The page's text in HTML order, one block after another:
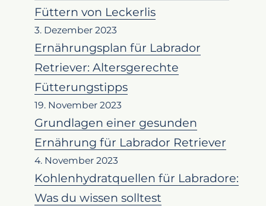
Füttern von Leckerlis
3. Dezember 2023
Ernährungsplan für Labrador
Retriever: Altersgerechte
Fütterungstipps
19. November 2023
Grundlagen einer gesunden
Ernährung für Labrador Retriever
4. November 2023
Kohlenhydratquellen für Labradore:
Was du wissen solltest